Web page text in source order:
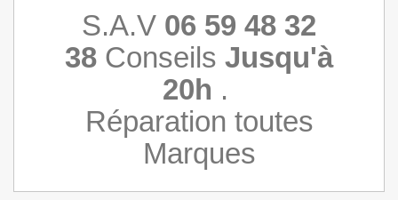
S.A.V 06 59 48 32
38 Conseils Jusqu'à
20h .
Réparation toutes
Marques